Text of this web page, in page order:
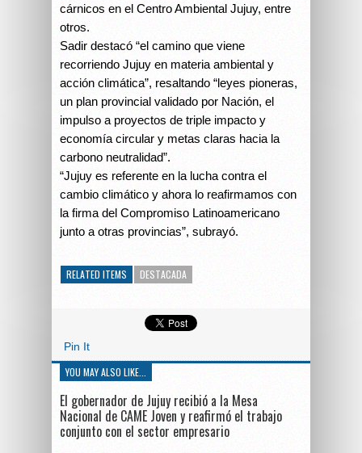
cárnicos en el Centro Ambiental Jujuy, entre
otros.
Sadir destacó “el camino que viene
recorriendo Jujuy en materia ambiental y
acción climática”, resaltando “leyes pioneras,
un plan provincial validado por Nación, el
impulso a proyectos de triple impacto y
economía circular y metas claras hacia la
carbono neutralidad”.
“Jujuy es referente en la lucha contra el
cambio climático y ahora lo reafirmamos con
la firma del Compromiso Latinoamericano
junto a otras provincias”, subrayó.
RELATED ITEMS DESTACADA
Pin It
YOU MAY ALSO LIKE...
El gobernador de Jujuy recibió a la Mesa
Nacional de CAME Joven y reafirmó el trabajo
conjunto con el sector empresario